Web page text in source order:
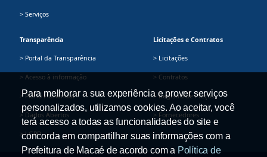
> Serviços
Transparência
> Portal da Transparência
> Acesso à informação
> Plano Plurianual
> Dados Abertos
> LGPD
Licitações e Contratos
> Licitações
> Contratos
> Registro de Preços
> Fornecedores
Para melhorar a sua experiência e prover serviços
personalizados, utilizamos cookies. Ao aceitar, você
terá acesso a todas as funcionalidades do site e
concorda em compartilhar suas informações com a
Prefeitura de Macaé de acordo com a Política de